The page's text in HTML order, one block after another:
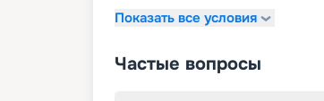
Показать все условия
Частые вопросы